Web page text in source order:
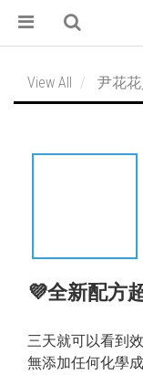
View All 尹花
💜全新配方
三天就可以看到
無添加任何化學